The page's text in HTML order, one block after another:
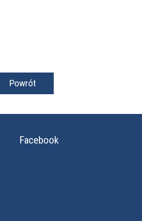
Powrót
Facebook